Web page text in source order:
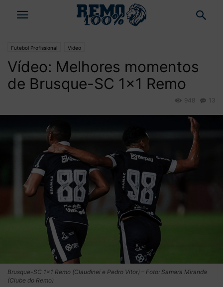
Futebol Profissional Vídeo
Vídeo: Melhores momentos
de Brusque-SC 1×1 Remo
13
948
Brusque-SC 1×1 Remo (Claudinei e Pedro Vitor) – Foto: Samara Miranda
(Clube do Remo)